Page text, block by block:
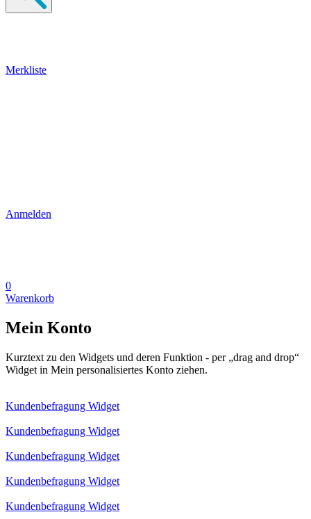
Merkliste
Anmelden
0
Warenkorb
Mein Konto
Kurztext zu den Widgets und deren Funktion - per „drag and drop“
Widget in Mein personalisiertes Konto ziehen.
Kundenbefragung Widget
Kundenbefragung Widget
Kundenbefragung Widget
Kundenbefragung Widget
Kundenbefragung Widget